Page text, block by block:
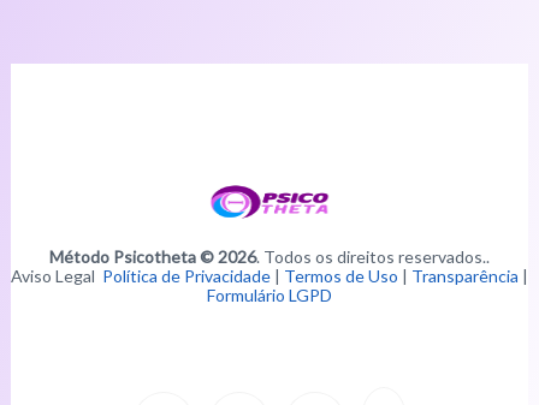
Método Psicotheta © 2026. Todos os direitos reservados..
Aviso Legal Política de Privacidade | Termos de Uso | Transparência |
Formulário LGPD